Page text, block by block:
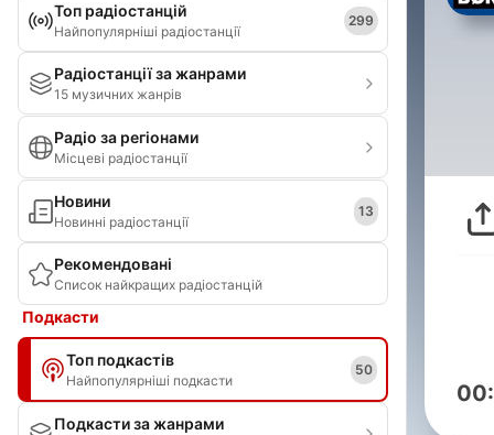
Топ радіостанцій
Найпопулярніші радіостанції
299
Радіостанції за жанрами
15 музичних жанрів
Радіо за регіонами
Місцеві радіостанції
Новини
Новинні радіостанції
13
Рекомендовані
Список найкращих радіостанцій
Подкасти
Топ подкастів
Найпопулярніші подкасти
50
Подкасти за жанрами